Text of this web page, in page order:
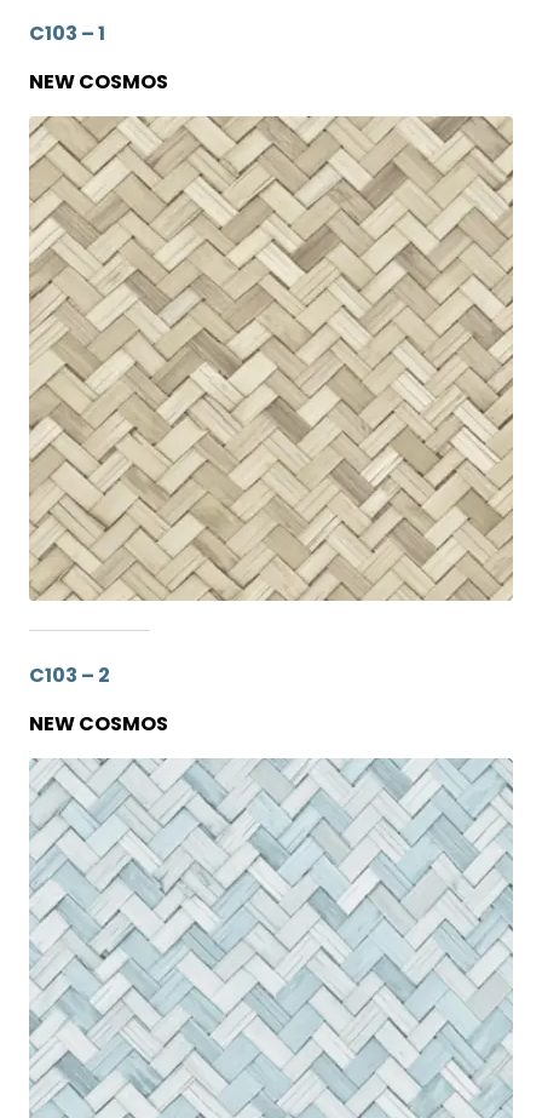
C103 – 1
NEW COSMOS
C103 – 2
NEW COSMOS